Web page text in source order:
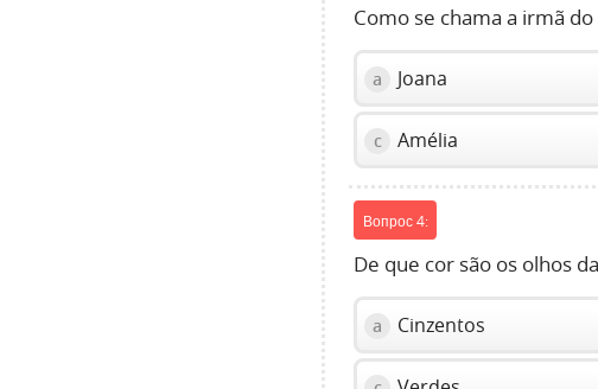
Como se chama a irmã
a Joana
c Amélia
Вопрос 4:
De que cor são os olhos
a Cinzentos